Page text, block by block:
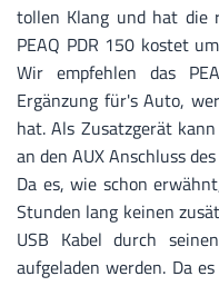
tollen Klang und hat die
PEAQ PDR 150 kostet
Wir empfehlen das
Ergänzung für's Auto,
hat. Als Zusatzgerät
an den AUX Anschluss
Da es, wie schon
Stunden lang keinen
USB Kabel durch
aufgeladen werden. Da